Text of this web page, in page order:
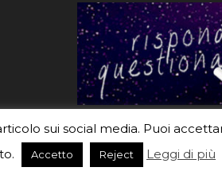
sui social media. Puoi
Accetto Reject Leggi di più